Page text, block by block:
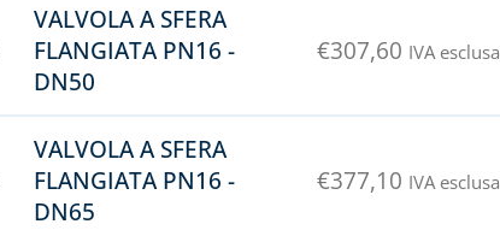
VALVOLA A SFERA
FLANGIATA PN16 -
DN50
€307,60 IVA esclusa
VALVOLA A SFERA
FLANGIATA PN16 -
DN65
€377,10 IVA esclusa